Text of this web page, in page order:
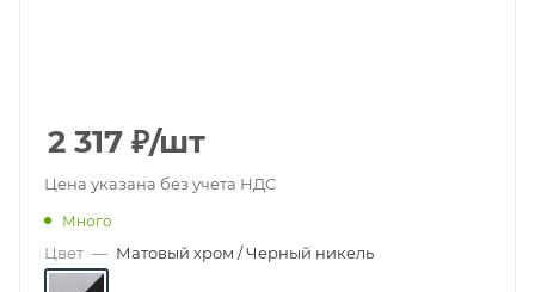
2 317 ₽/шт
Цена указана без учета НДС
Много
Цвет — Матовый хром / Черный никель